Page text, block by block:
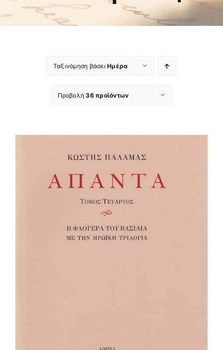
Ταξινόμηση βάσειΗμέρα
Προβολή36 προϊόντων